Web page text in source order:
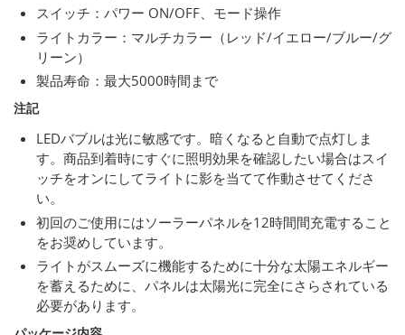
スイッチ：パワー ON/OFF、モード操作
ライトカラー：マルチカラー（レッド/イエロー/ブルー/グ
リーン）
製品寿命：最大5000時間まで
注記
LEDバブルは光に敏感です。暗くなると自動で点灯しま
す。商品到着時にすぐに照明効果を確認したい場合はスイ
ッチをオンにしてライトに影を当てて作動させてくださ
い。
初回のご使用にはソーラーパネルを12時間間充電すること
をお奨めしています。
ライトがスムーズに機能するために十分な太陽エネルギー
を蓄えるために、パネルは太陽光に完全にさらされている
必要があります。